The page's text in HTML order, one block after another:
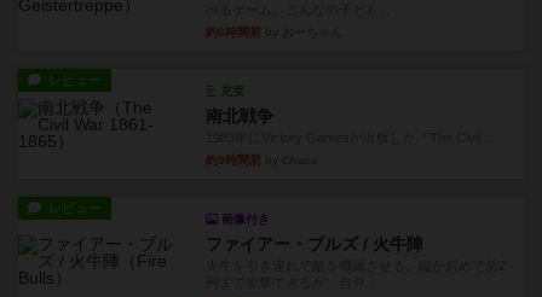
約6時間前
レビュー
充実
南北戦争
約9時間前
レビュー
画像付き
ファイアー・ブルズ / 火牛陣